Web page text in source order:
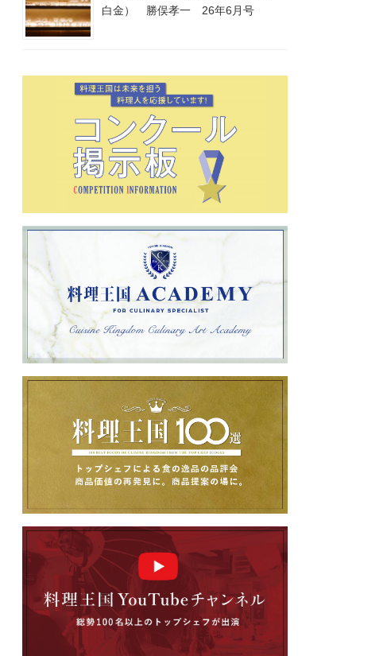
白金） 勝俣孝一 26年6月号